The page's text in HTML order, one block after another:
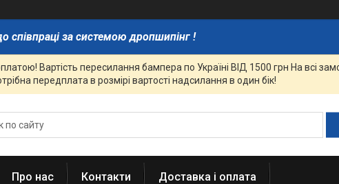
співпраці за системою дропшипінг !
Вартість пересилання бампера по Україні ВІД 1500 грн На всі
передплата в розмірі вартості надсилання в один бік!
Про нас Контакти Доставка і оплата